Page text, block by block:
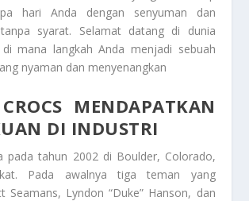
hari Anda dengan senyuman dan
syarat. Selamat datang di dunia
mana langkah Anda menjadi sebuah
nyaman dan menyenangkan
MENDAPATKAN
DI INDUSTRI
pada tahun 2002 di Boulder, Colorado,
Pada awalnya tiga teman yang
Seamans, Lyndon “Duke” Hanson, dan